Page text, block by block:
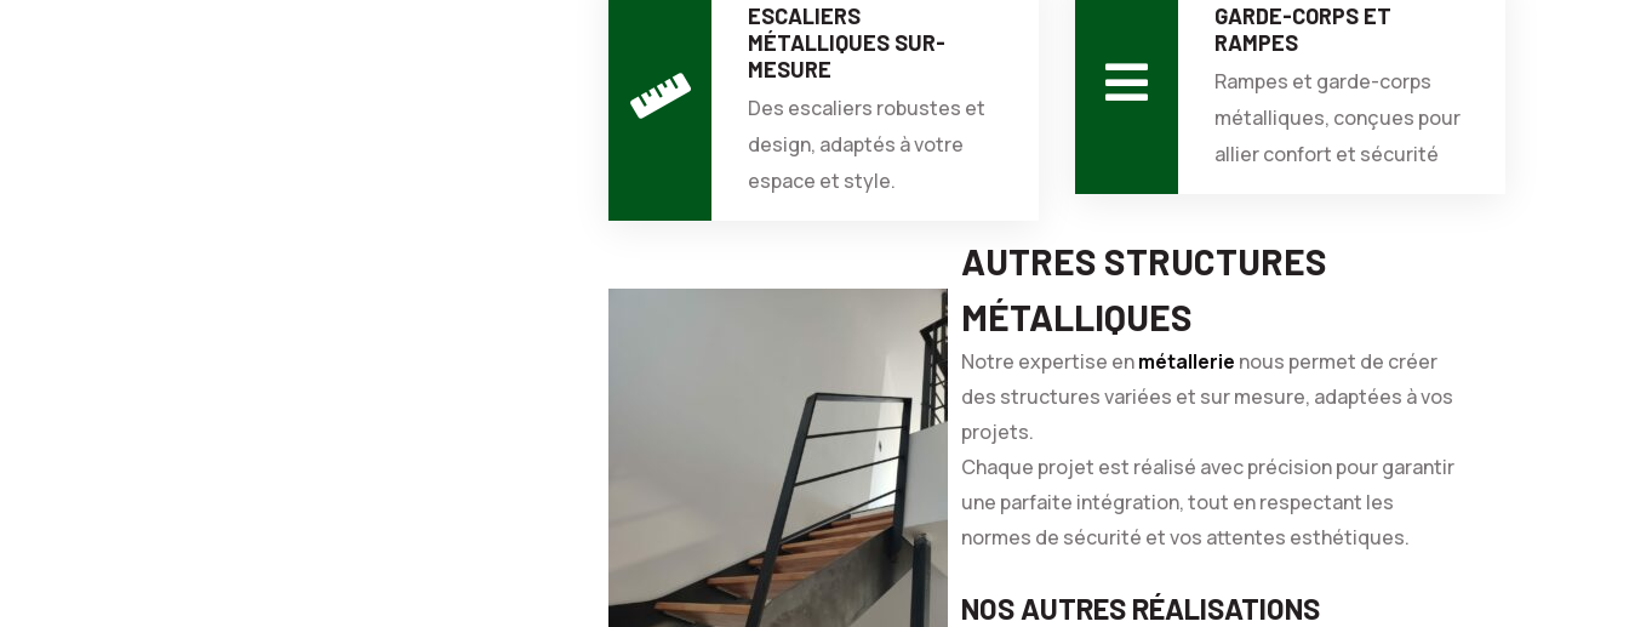
ESCALIERS
MÉTALLIQUES SUR-
MESURE
Des escaliers robustes et
design, adaptés à votre
espace et style.
GARDE-CORPS ET
RAMPES
Rampes et garde-corps
métalliques, conçues pour
allier confort et sécurité
AUTRES STRUCTURES
MÉTALLIQUES
Notre expertise enmétallerie nous permet de créer
des structures variées et sur mesure, adaptées à vos
projets.
Chaque projet est réalisé avec précision pour garantir
une parfaite intégration, tout en respectant les
normes de sécurité et vos attentes esthétiques.
NOS AUTRES RÉALISATIONS